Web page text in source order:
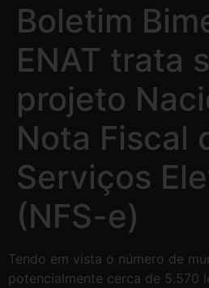
Boletim
ENAT trata
projeto
Nota Fiscal
Serviços
(NFS-e)
Tendo em vista o número de
potencialmente cerca de 5.570